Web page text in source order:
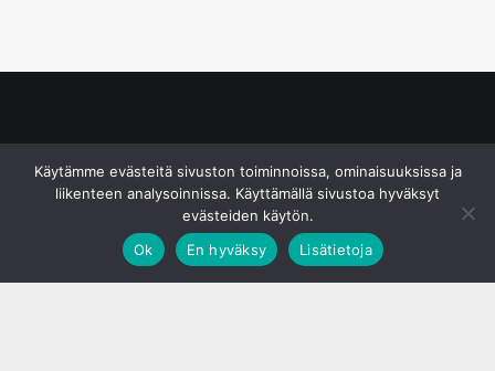
Käytämme evästeitä sivuston toiminnoissa, ominaisuuksissa ja
liikenteen analysoinnissa. Käyttämällä sivustoa hyväksyt
evästeiden käytön.
Ok
En hyväksy Lisätietoja